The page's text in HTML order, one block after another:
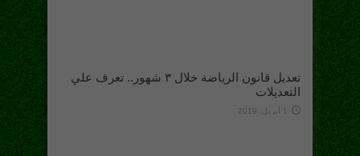
تعديل قانون الرياضة خلال ٣ شهور.. تعرف علي
التعديلات
1 أبريل، 2019